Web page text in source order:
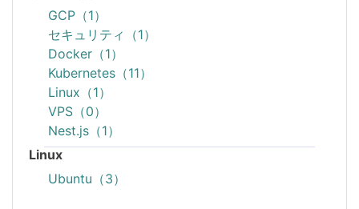
GCP（1）
セキュリティ（1）
Docker（1）
Kubernetes（11）
Linux（1）
VPS（0）
Nest.js（1）
Linux
Ubuntu（3）